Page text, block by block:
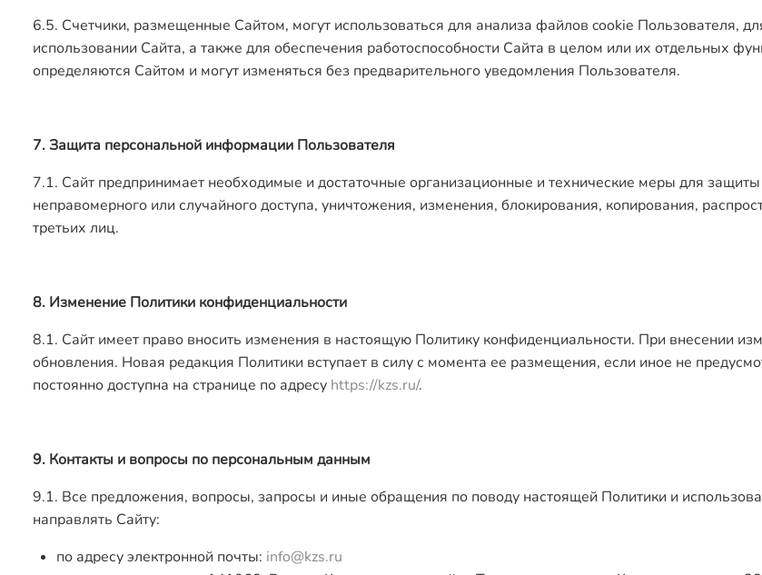
6.5. Счетчики, размещенные Сайтом, могут использоваться для анализа файлов cookie Пользователя,
использовании Сайта, а также для обеспечения работоспособности Сайта в целом или их отдельных
определяются Сайтом и могут изменяться без предварительного уведомления Пользователя.
7. Защита персональной информации Пользователя
7.1. Сайт предпринимает необходимые и достаточные организационные и технические меры для
неправомерного или случайного доступа, уничтожения, изменения, блокирования, копирования,
третьих лиц.
8. Изменение Политики конфиденциальности
8.1. Сайт имеет право вносить изменения в настоящую Политику конфиденциальности. При внесении
обновления. Новая редакция Политики вступает в силу с момента ее размещения, если иное не
постоянно доступна на странице по адресу https://kzs.ru/.
9. Контакты и вопросы по персональным данным
9.1. Все предложения, вопросы, запросы и иные обращения по поводу настоящей Политики и
направлять Сайту:
по адресу электронной почты: info@kzs.ru